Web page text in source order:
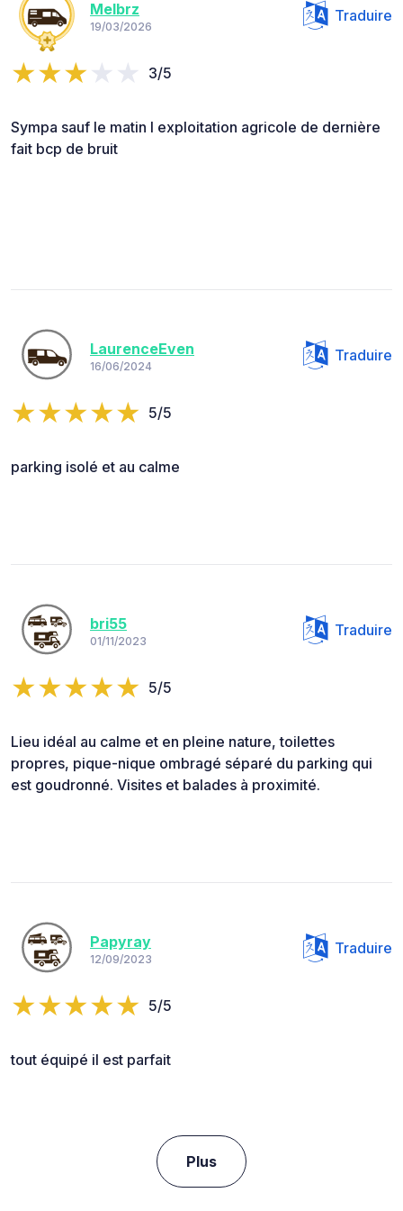
Melbrz
19/03/2026
Traduire
3/5
Sympa sauf le matin l exploitation agricole de dernière
fait bcp de bruit
LaurenceEven
16/06/2024
Traduire
5/5
parking isolé et au calme
bri55
01/11/2023
Traduire
5/5
Lieu idéal au calme et en pleine nature, toilettes
propres, pique-nique ombragé séparé du parking qui
est goudronné. Visites et balades à proximité.
Papyray
12/09/2023
Traduire
5/5
tout équipé il est parfait
Plus